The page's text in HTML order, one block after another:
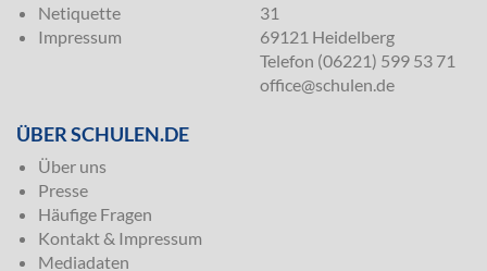
Netiquette
Impressum
31
69121 Heidelberg
Telefon (06221) 599 53 71
office@schulen.de
ÜBER SCHULEN.DE
Über uns
Presse
Häufige Fragen
Kontakt & Impressum
Mediadaten